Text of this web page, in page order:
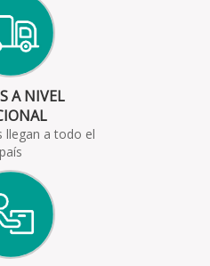
A NIVEL
llegan a todo el
país